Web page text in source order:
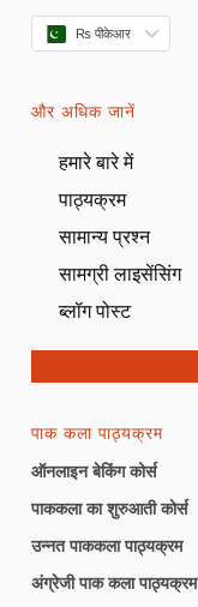
₨ पीकेआर
और अधिक जानें
हमारे बारे में
पाठ्यक्रम
सामान्य प्रश्न
सामग्री लाइसेंसिंग
ब्लॉग पोस्ट
पाक कला पाठ्यक्रम
ऑनलाइन बेकिंग कोर्स
पाककला का शुरुआती कोर्स
उन्नत पाककला पाठ्यक्रम
अंग्रेजी पाक कला पाठ्यक्रम